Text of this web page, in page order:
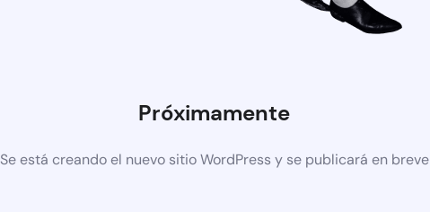
Próximamente
Se está creando el nuevo sitio WordPress y se publicará en breve